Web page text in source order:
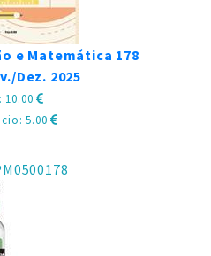
e Matemática 178
Dez. 2025
10.00
5.00